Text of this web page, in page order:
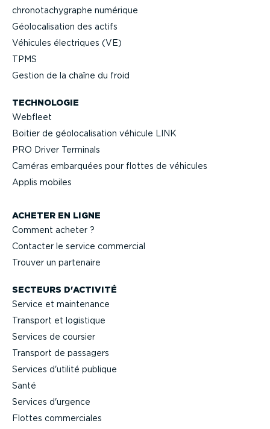
chrono­ta­chy­graphe numérique
Géolo­ca­li­sation des actifs
Véhicules électriques (VE)
TPMS
Gestion de la chaîne du froid
TECHNOLOGIE
Webfleet
Boitier de géolo­ca­li­sation véhicule LINK
PRO Driver Terminals
Caméras embarquées pour flottes de véhicules
Applis mobiles
ACHETER EN LIGNE
Comment acheter ?
Contacter le service commercial
Trouver un partenaire
SECTEURS D'ACTIVITÉ
Service et maintenance
Transport et logistique
Services de coursier
Transport de passagers
Services d'utilité publique
Santé
Services d'urgence
Flottes commer­ciales